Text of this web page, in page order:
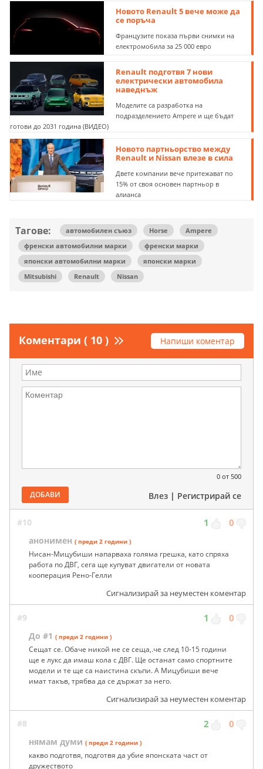
Новото Renault 5 вече може да
се поръча
Французите показа първи снимки на
електромобила за 25 000 евро
Renault подготвя 7 нови
електрически автомобила
наведнъж
Моделите са разработка на
подразделението Ampere и ще бъдат
готови до 2031 година (ВИДЕО)
Новото партньорство между
Renault и Nissan влезе в сила
Двете компании вече притежават по
15% от своя основен партньор в
алианса
Тагове: автомобилен съюз Horse
Ampere
френски автомобилни марки
френски марки
японски автомобилни марки
японски марки
Mitsubishi
Renault Nissan
Коментари ( 10 ) Напиши коментар
0 от 500
ДОБАВИ Влез | Регистрирай се
#10 1 0
анонимен ( преди 2 години )
Нисан-Мицубиши напарваха голяма грешка, като спряха
работа по ДВГ, сега ще купуват двигатели от новата
кооперация Рено-Гелли
Сигнализирай за неуместен коментар
#9 1 0
До #1 ( преди 2 години )
Сещат се. Обаче никой не се сеща,.че след 10-15 години
ще е лукс да имаш кола с ДВГ. Ще останат само спортните
модели и те ще са наистина скъпи. А Мицубиши вече
имат такъв, трябва да се държат за него.
Сигнализирай за неуместен коментар
#8 2 0
нямам думи ( преди 2 години )
какво подготвя, подготвя да убие японската част от
дружеството